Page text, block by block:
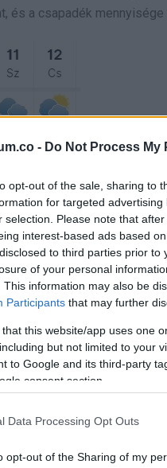
- Do Not Process
opt-out of the sale, sharing to
for targeted
selection. Please note that
interest-based ads based
to third parties prior
of your personal
This information may also be
Participants that may further
that this website/app uses one
but not limited to your
to Google and its third-party
consent section.
Data Processing Opt Outs
opt-out of the Sharing of my
a csapadék
elvonulásával